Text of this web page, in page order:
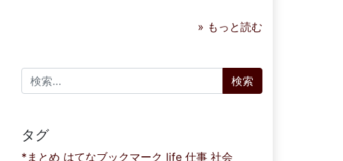
» もっと読む
検索:
タグ
*まとめ はてなブックマーク life 仕事 社会